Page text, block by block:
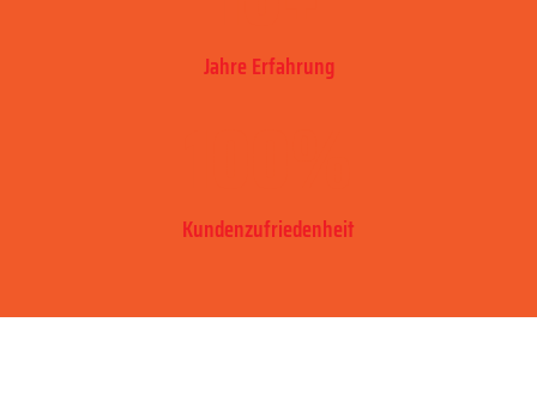
Jahre Erfahrung
Kundenzufriedenheit